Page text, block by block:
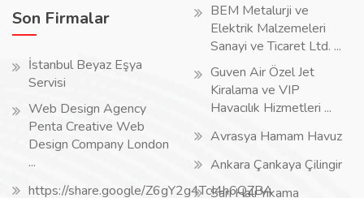
Son Firmalar
İstanbul Beyaz Eşya
Servisi
Web Design Agency
Penta Creative Web
Design Company London
...
https://share.google/Z6gY2g4TcI4h6QZBA
BEM Metalurji ve
Elektrik Malzemeleri
Sanayi ve Ticaret Ltd. ...
Guven Air Özel Jet
Kiralama ve VIP
Havacılık Hizmetleri ...
Avrasya Hamam Havuz
Ankara Çankaya Çilingir
Sarı Halı Yıkama